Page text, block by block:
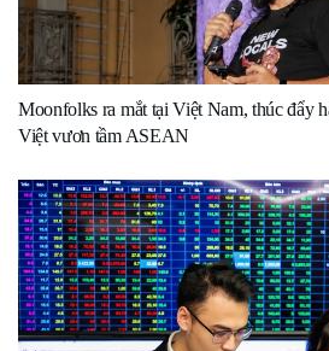
Moonfolks ra mắt tại Việt Nam, thúc đẩy
Việt vươn tầm ASEAN